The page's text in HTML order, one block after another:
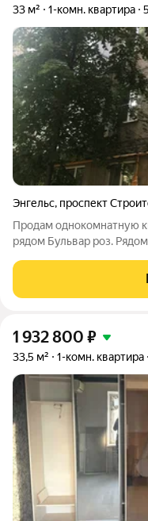
33 м² 1-комн. квартира
Энгельс, проспект
Продам однокомнатную
рядом Бульвар роз.
под ремонт, в ней вы
1 932 800 ₽
33,5 м² 1-комн. квартира